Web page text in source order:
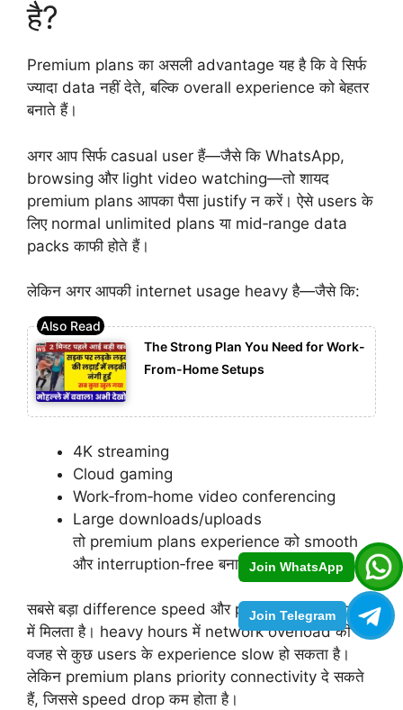
Join WhatsApp
Join Telegram
है?
Premium plans का असली advantage यह है कि वे सिर्फ
ज्यादा data नहीं देते, बल्कि overall experience को बेहतर
बनाते हैं।
अगर आप सिर्फ casual user हैं—जैसे कि WhatsApp,
browsing और light video watching—तो शायद
premium plans आपका पैसा justify न करें। ऐसे users के
लिए normal unlimited plans या mid‑range data
packs काफी होते हैं।
लेकिन अगर आपकी internet usage heavy है—जैसे कि:
The Strong Plan You Need for Work-
From-Home Setups
4K streaming
Cloud gaming
Work‑from‑home video conferencing
Large downloads/uploads
तो premium plans experience को smooth
और interruption‑free बना सकते हैं।
सबसे बड़ा difference speed और priority bandwidth
में मिलता है। heavy hours में network overload की
वजह से कुछ users के experience slow हो सकता है।
लेकिन premium plans priority connectivity दे सकते
हैं, जिससे speed drop कम होता है।